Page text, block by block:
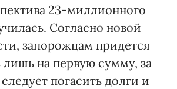
23-миллионного
Согласно новой
запорожцам придется
лишь на первую сумму, за
погасить долги и